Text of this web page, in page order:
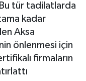
tür tadilatlarda
kadar
Aksa
önlenmesi için
firmaların